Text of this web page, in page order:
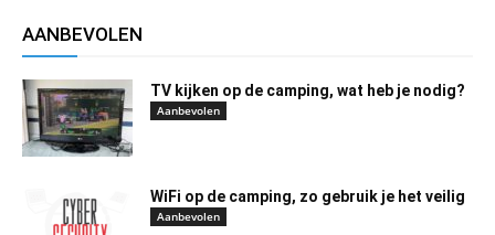
AANBEVOLEN
TV kijken op de camping, wat heb je nodig?
Aanbevolen
WiFi op de camping, zo gebruik je het veilig
Aanbevolen